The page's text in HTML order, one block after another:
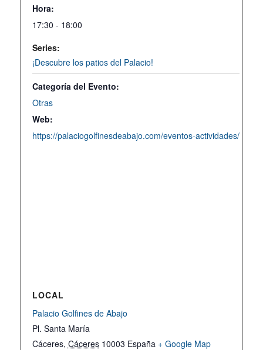
Hora:
17:30 - 18:00
Series:
¡Descubre los patios del Palacio!
Categoría del Evento:
Otras
Web:
https://palaciogolfinesdeabajo.com/eventos-actividades/
LOCAL
Palacio Golfines de Abajo
Pl. Santa María
Cáceres, Cáceres 10003 España + Google Map